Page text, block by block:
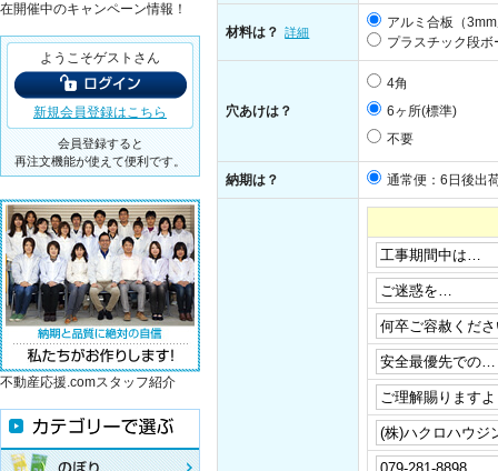
材料は？ 詳細
アルミ合板（
プラスチック段
穴あけは？
4角
6ヶ所(標準)
不要
納期は？ 通常便：6日後出
在開催中のキャンペーン情報！
ようこそゲストさん
新規会員登録はこちら
会員登録すると
再注文機能が使えて便利です。
不動産応援.comスタッフ紹介